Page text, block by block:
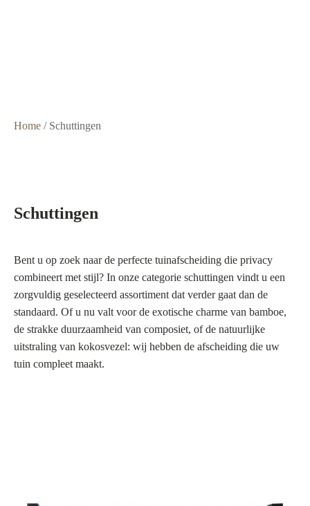
Home / Schuttingen
Schuttingen
Bent u op zoek naar de perfecte tuinafscheiding die privacy
combineert met stijl? In onze categorie schuttingen vindt u een
zorgvuldig geselecteerd assortiment dat verder gaat dan de
standaard. Of u nu valt voor de exotische charme van bamboe,
de strakke duurzaamheid van composiet, of de natuurlijke
uitstraling van kokosvezel: wij hebben de afscheiding die uw
tuin compleet maakt.